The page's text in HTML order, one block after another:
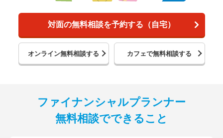
対面の無料相談を予約する（自宅）
オンライン無料相談する カフェで無料相談する
ファイナンシャルプランナー
無料相談でできること